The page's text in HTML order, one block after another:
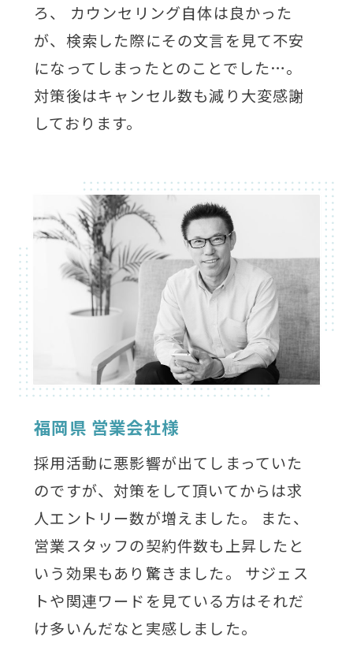
ろ、 カウンセリング自体は良かった
が、検索した際にその文言を見て不安
になってしまったとのことでした…。
対策後はキャンセル数も減り大変感謝
しております。
福岡県 営業会社様
採用活動に悪影響が出てしまっていた
のですが、対策をして頂いてからは求
人エントリー数が増えました。 また、
営業スタッフの契約件数も上昇したと
いう効果もあり驚きました。 サジェス
トや関連ワードを見ている方はそれだ
け多いんだなと実感しました。